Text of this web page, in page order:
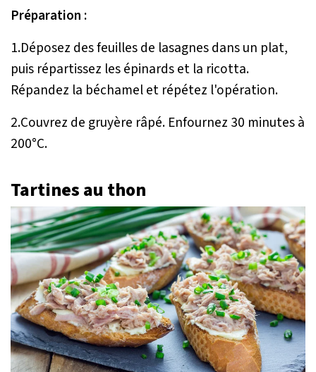
Préparation :
1.Déposez des feuilles de lasagnes dans un plat,
puis répartissez les épinards et la ricotta.
Répandez la béchamel et répétez l'opération.
2.Couvrez de gruyère râpé. Enfournez 30 minutes à
200°C.
Tartines au thon